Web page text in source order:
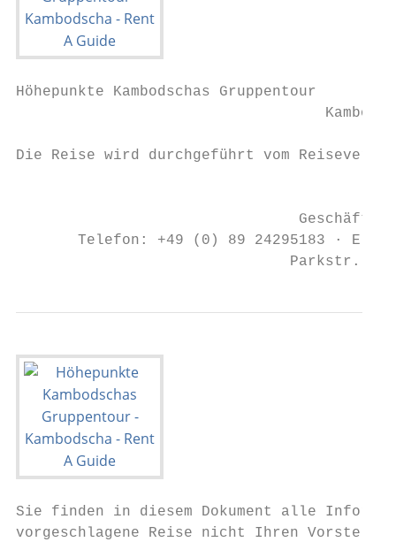
Höhepunkte Kambodschas Gruppentour
Die Reise wird durchgeführt vom
Telefon: +49 (0) 89 24295183 · E-
Parkstr. 39
Sie finden in diesem Dokument alle
vorgeschlagene Reise nicht Ihren